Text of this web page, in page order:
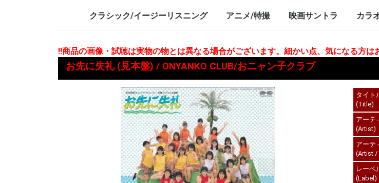
LP/12inch/10inch
7inch LP/12inch/10inch
7inch LP/12inch/10inch
7inch
クラシック/イージーリスニング アニメ/特撮 映画サントラ カラ
!!商品の画像・試聴は実物の物とは異なる場合がございます。細かい点、気になる方は
お先に失礼 (見本盤) / ONYANKO CLUB/おニャン子クラブ
タイト
(Title)
アーテ
(Artist)
アーテ
(Artist /
レーベ
(Label)